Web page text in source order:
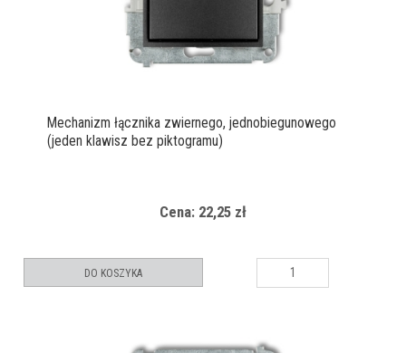
Mechanizm łącznika zwiernego, jednobiegunowego
(jeden klawisz bez piktogramu)
Cena: 22,25 zł
DO KOSZYKA